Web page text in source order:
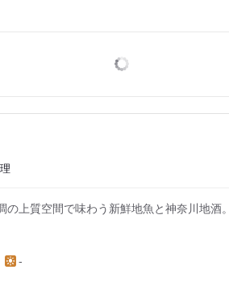
の上質空間で味わう新鮮地魚と神奈川地酒
-